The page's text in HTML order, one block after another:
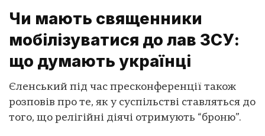
Чи мають священники
мобілізуватися до лав ЗСУ:
що думають українці
Єленський під час пресконференції також
розповів про те, як у суспільстві ставляться до
того, що релігійні діячі отримують “броню”.